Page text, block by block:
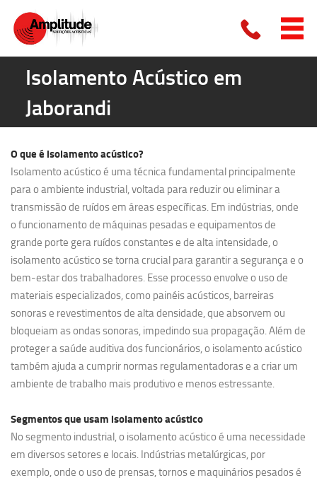
Isolamento Acústico em
Jaborandi
O que é isolamento acústico?
Isolamento acústico é uma técnica fundamental principalmente
para o ambiente industrial, voltada para reduzir ou eliminar a
transmissão de ruídos em áreas específicas. Em indústrias, onde
o funcionamento de máquinas pesadas e equipamentos de
grande porte gera ruídos constantes e de alta intensidade, o
isolamento acústico se torna crucial para garantir a segurança e o
bem-estar dos trabalhadores. Esse processo envolve o uso de
materiais especializados, como painéis acústicos, barreiras
sonoras e revestimentos de alta densidade, que absorvem ou
bloqueiam as ondas sonoras, impedindo sua propagação. Além de
proteger a saúde auditiva dos funcionários, o isolamento acústico
também ajuda a cumprir normas regulamentadoras e a criar um
ambiente de trabalho mais produtivo e menos estressante.
Segmentos que usam isolamento acústico
No segmento industrial, o isolamento acústico é uma necessidade
em diversos setores e locais. Indústrias metalúrgicas, por
exemplo, onde o uso de prensas, tornos e maquinários pesados é